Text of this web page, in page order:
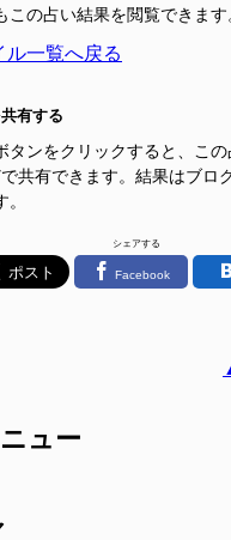
この占い結果を閲覧できます
ル一覧へ戻る
有する
タンをクリックすると、こ
共有できます。結果はブロ
シェアする
Facebook
ュー